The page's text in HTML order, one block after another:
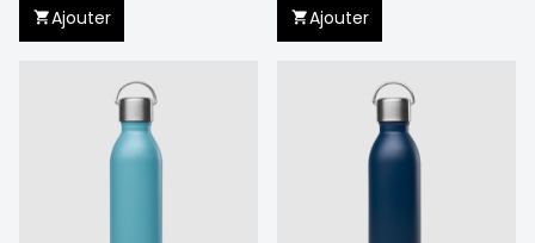
Ajouter Ajouter